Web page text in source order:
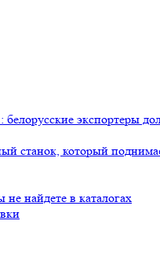
белорусские экспортеры
станок, который
найдете в каталогах